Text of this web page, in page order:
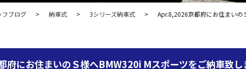
フブログ 納車式 3シリーズ納車式 Apr.8,2026京都府にお住まいの
府にお住まいのＳ様へBMW320i Mスポーツをご納車致し